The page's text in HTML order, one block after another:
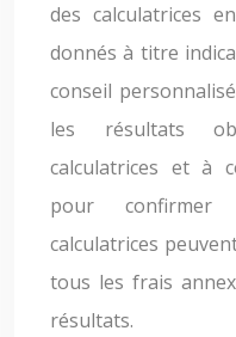
des calculatrices
donnés à titre
conseil
les résultats
calculatrices et à
pour confirmer
calculatrices
tous les frais
résultats.